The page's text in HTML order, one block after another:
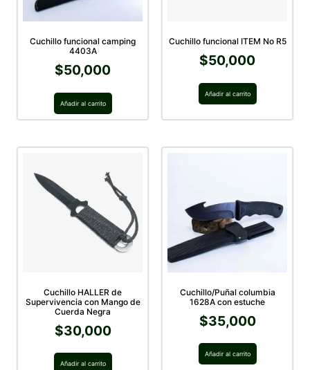
Cuchillo funcional camping
4403A
$50,000
Añadir al carrito
Cuchillo funcional ITEM No R5
$50,000
Añadir al carrito
Cuchillo HALLER de
Supervivencia con Mango de
Cuerda Negra
$30,000
Añadir al carrito
Cuchillo/Puñal columbia
1628A con estuche
$35,000
Añadir al carrito